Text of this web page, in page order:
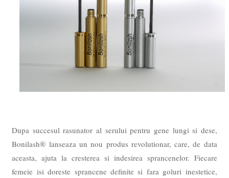
Dupa succesul rasunator al serului pentru gene lungi si dese,
Bonilash® lanseaza un nou produs revolutionar, care, de data
aceasta, ajuta la cresterea si indesirea sprancenelor. Fiecare
femeie isi doreste sprancene definite si fara goluri inestetice,